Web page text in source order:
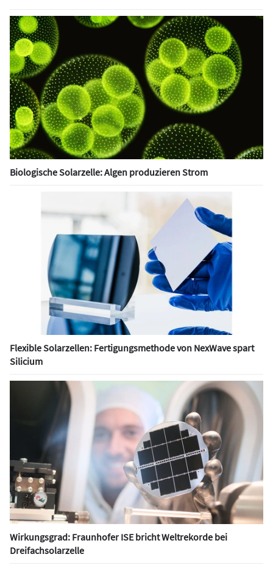
Biologische Solarzelle: Algen produzieren Strom
Flexible Solarzellen: Fertigungsmethode von NexWave spart
Silicium
Wirkungsgrad: Fraunhofer ISE bricht Weltrekorde bei
Dreifachsolarzelle